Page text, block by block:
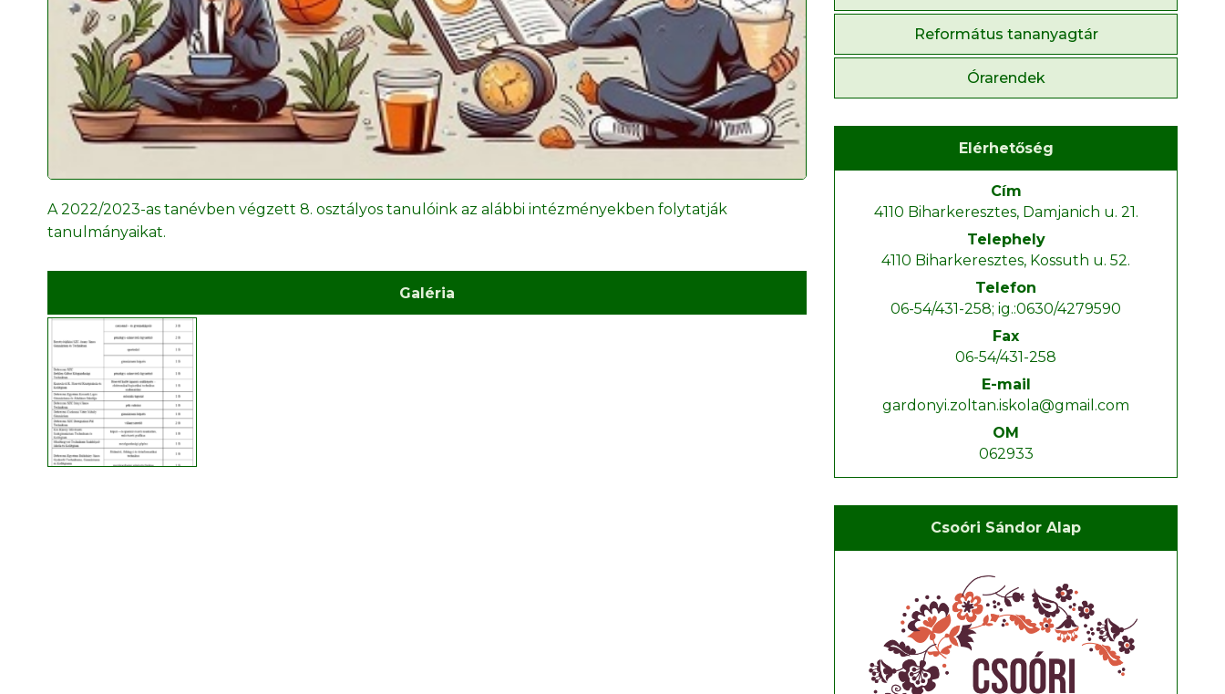
A 2022/2023-as tanévben végzett 8. osztályos tanulóink az alábbi intézményekben folytatják
tanulmányaikat.
Galéria
Református tananyagtár
Órarendek
Elérhetőség
Cím
4110 Biharkeresztes, Damjanich u. 21.
Telephely
4110 Biharkeresztes, Kossuth u. 52.
Telefon
06-54/431-258; ig.:0630/4279590
Fax
06-54/431-258
E-mail
gardonyi.zoltan.iskola@gmail.com
OM
062933
Csoóri Sándor Alap